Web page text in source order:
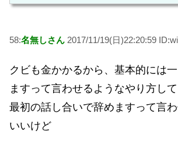
58:名無しさん 2017/11/19(日)22:20:59
クビも金かかるから、基本的には
ますって言わせるようなやり方し
最初の話し合いで辞めますって言
いいけど